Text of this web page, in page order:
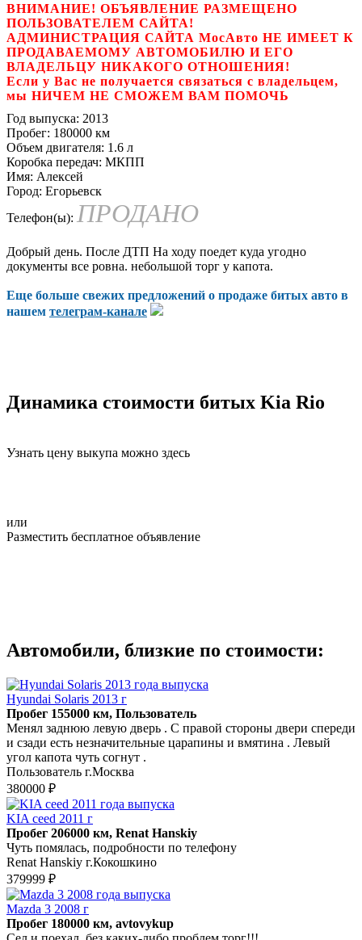
ВНИМАНИЕ! ОБЪЯВЛЕНИЕ РАЗМЕЩЕНО
ПОЛЬЗОВАТЕЛЕМ САЙТА!
АДМИНИСТРАЦИЯ САЙТА МосАвто НЕ ИМЕЕТ К
ПРОДАВАЕМОМУ АВТОМОБИЛЮ И ЕГО
ВЛАДЕЛЬЦУ НИКАКОГО ОТНОШЕНИЯ!
Если у Вас не получается связаться с владельцем,
мы НИЧЕМ НЕ СМОЖЕМ ВАМ ПОМОЧЬ
Год выпуска: 2013
Пробег: 180000 км
Объем двигателя: 1.6 л
Коробка передач: МКПП
Имя: Алексей
Город: Егорьевск
Телефон(ы): ПРОДАНО
Добрый день. После ДТП На ходу поедет куда угодно
документы все ровна. небольшой торг у капота.
Еще больше свежих предложений о продаже битых авто в
нашем телеграм-канале
Динамика стоимости битых Kia Rio
Узнать цену выкупа можно здесь
или
Разместить бесплатное объявление
Автомобили, близкие по стоимости:
Hyundai Solaris 2013 г
Пробег 155000 км, Пользователь
Менял заднюю левую дверь . С правой стороны двери спереди
и сзади есть незначительные царапины и вмятина . Левый
угол капота чуть согнут .
Пользователь г.Москва
380000 ₽
KIA ceed 2011 г
Пробег 206000 км, Renat Hanskiy
Чуть помялась, подробности по телефону
Renat Hanskiy г.Кокошкино
379999 ₽
Mazda 3 2008 г
Пробег 180000 км, avtovykup